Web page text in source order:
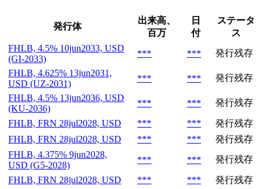
発行体
出来高、
百万
日
付
ステータ
ス
FHLB, 4.5% 10jun2033, USD
(GI-2033)
*** ***
発行残存
FHLB, 4.625% 13jun2031,
USD (UZ-2031)
*** ***
発行残存
FHLB, 4.5% 13jun2036, USD
(KU-2036)
*** *** 発行残存
FHLB, FRN 28jul2028, USD *** ***
発行残存
FHLB, FRN 28jul2028, USD
*** ***
発行残存
FHLB, 4.375% 9jun2028,
USD (G5-2028)
*** *** 発行残存
FHLB, FRN 28jul2028, USD *** ***
発行残存